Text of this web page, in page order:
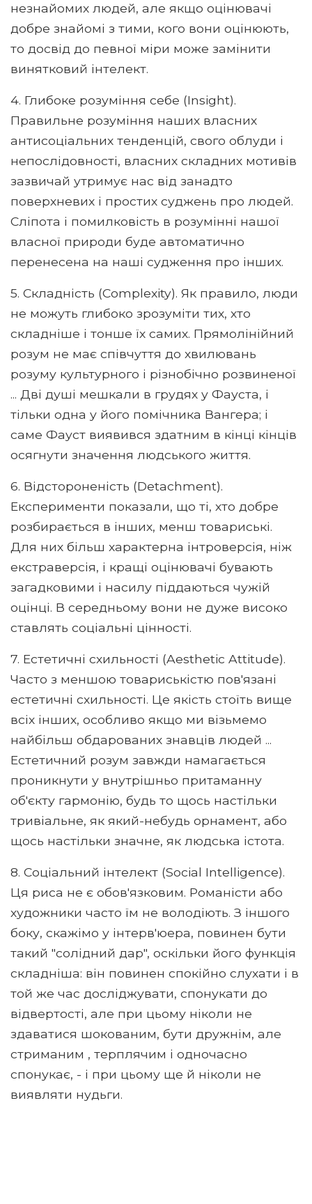
незнайомих людей, але якщо оцінювачі
добре знайомі з тими, кого вони оцінюють,
то досвід до певної міри може замінити
винятковий інтелект.
4. Глибоке розуміння себе (Insight).
Правильне розуміння наших власних
антисоціальних тенденцій, свого облуди і
непослідовності, власних складних мотивів
зазвичай утримує нас від занадто
поверхневих і простих суджень про людей.
Сліпота і помилковість в розумінні нашої
власної природи буде автоматично
перенесена на наші судження про інших.
5. Складність (Complexity). Як правило, люди
не можуть глибоко зрозуміти тих, хто
складніше і тонше їх самих. Прямолінійний
розум не має співчуття до хвилювань
розуму культурного і різнобічно розвиненої
... Дві душі мешкали в грудях у Фауста, і
тільки одна у його помічника Вангера; і
саме Фауст виявився здатним в кінці кінців
осягнути значення людського життя.
6. Відстороненість (Detachment).
Експерименти показали, що ті, хто добре
розбирається в інших, менш товариські.
Для них більш характерна інтроверсія, ніж
екстраверсія, і кращі оцінювачі бувають
загадковими і насилу піддаються чужій
оцінці. В середньому вони не дуже високо
ставлять соціальні цінності.
7. Естетичні схильності (Aesthetic Attitude).
Часто з меншою товариськістю пов'язані
естетичні схильності. Це якість стоїть вище
всіх інших, особливо якщо ми візьмемо
найбільш обдарованих знавців людей ...
Естетичний розум завжди намагається
проникнути у внутрішньо притаманну
об'єкту гармонію, будь то щось настільки
тривіальне, як який-небудь орнамент, або
щось настільки значне, як людська істота.
8. Соціальний інтелект (Social Intelligence).
Ця риса не є обов'язковим. Романісти або
художники часто їм не володіють. З іншого
боку, скажімо у інтерв'юера, повинен бути
такий "солідний дар", оскільки його функція
складніша: він повинен спокійно слухати і в
той же час досліджувати, спонукати до
відвертості, але при цьому ніколи не
здаватися шокованим, бути дружнім, але
стриманим , терплячим і одночасно
спонукає, - і при цьому ще й ніколи не
виявляти нудьги.